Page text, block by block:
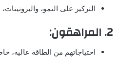
التركيز على النمو،
2. المراهقون:
احتياجاتهم من الطاقة عالية،